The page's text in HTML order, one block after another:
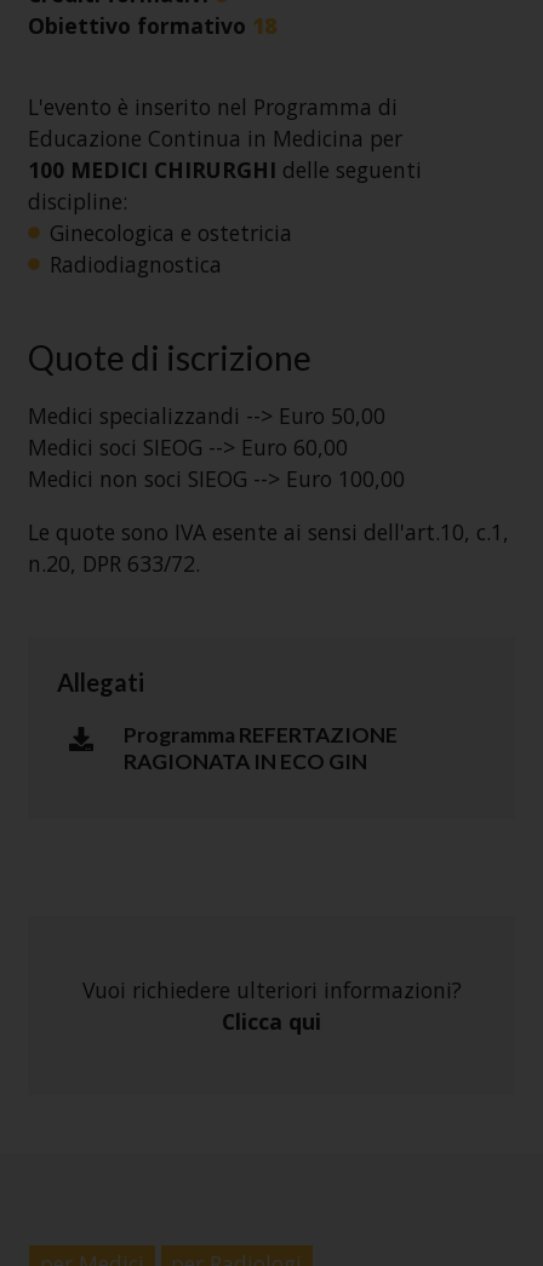
Obiettivo formativo 18
L'evento è inserito nel Programma di
Educazione Continua in Medicina per
100 MEDICI CHIRURGHI delle seguenti
discipline:
Ginecologica e ostetricia
Radiodiagnostica
Quote di iscrizione
Medici specializzandi --> Euro 50,00
Medici soci SIEOG --> Euro 60,00
Medici non soci SIEOG --> Euro 100,00
Le quote sono IVA esente ai sensi dell'art.10, c.1,
n.20, DPR 633/72.
Allegati
Programma REFERTAZIONE
RAGIONATA IN ECO GIN
Vuoi richiedere ulteriori informazioni?
Clicca qui